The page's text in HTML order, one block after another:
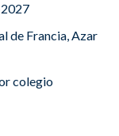
de Francia, Azar
colegio